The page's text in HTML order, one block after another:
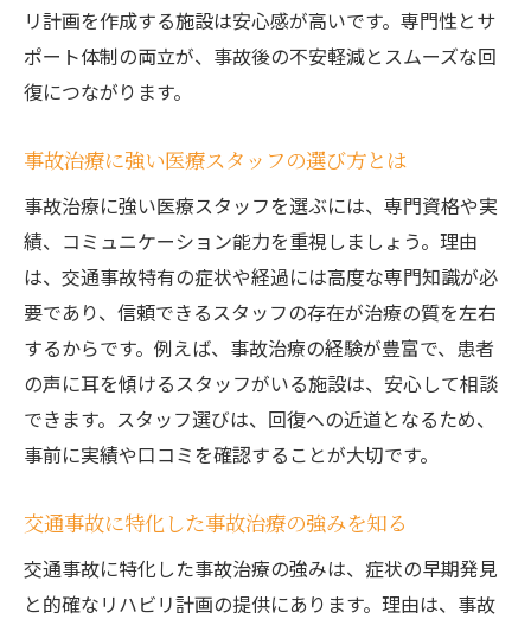
リ計画を作成する施設は安心感が高いです。専門性とサ
ポート体制の両立が、事故後の不安軽減とスムーズな回
復につながります。
事故治療に強い医療スタッフの選び方とは
事故治療に強い医療スタッフを選ぶには、専門資格や実
績、コミュニケーション能力を重視しましょう。理由
は、交通事故特有の症状や経過には高度な専門知識が必
要であり、信頼できるスタッフの存在が治療の質を左右
するからです。例えば、事故治療の経験が豊富で、患者
の声に耳を傾けるスタッフがいる施設は、安心して相談
できます。スタッフ選びは、回復への近道となるため、
事前に実績や口コミを確認することが大切です。
交通事故に特化した事故治療の強みを知る
交通事故に特化した事故治療の強みは、症状の早期発見
と的確なリハビリ計画の提供にあります。理由は、事故